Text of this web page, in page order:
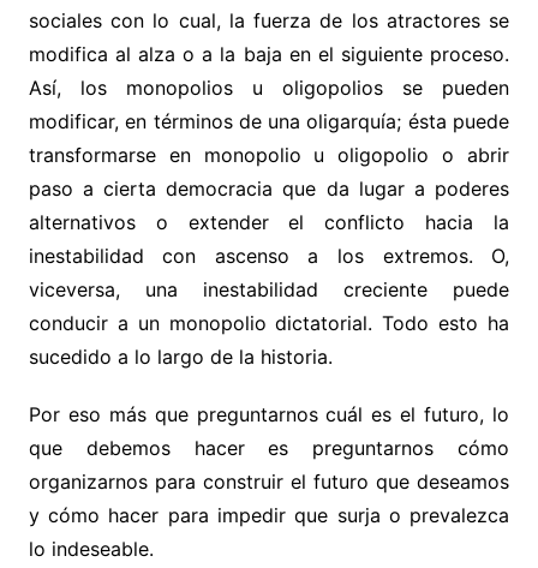
sociales con lo cual, la fuerza de los atractores se
modifica al alza o a la baja en el siguiente proceso.
Así, los monopolios u oligopolios se pueden
modificar, en términos de una oligarquía; ésta puede
transformarse en monopolio u oligopolio o abrir
paso a cierta democracia que da lugar a poderes
alternativos o extender el conflicto hacia la
inestabilidad con ascenso a los extremos. O,
viceversa, una inestabilidad creciente puede
conducir a un monopolio dictatorial. Todo esto ha
sucedido a lo largo de la historia.
Por eso más que preguntarnos cuál es el futuro, lo
que debemos hacer es preguntarnos cómo
organizarnos para construir el futuro que deseamos
y cómo hacer para impedir que surja o prevalezca
lo indeseable.